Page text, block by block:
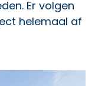
Er volgen
helemaal af